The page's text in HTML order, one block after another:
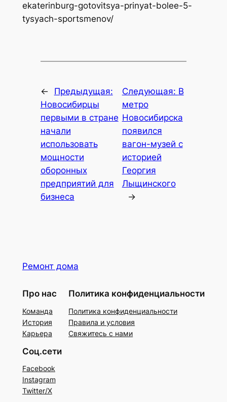
ekaterinburg-gotovitsya-prinyat-bolee-5-
tysyach-sportsmenov/
←
Предыдущая:
Новосибирцы
первыми в стране
начали
использовать
мощности
оборонных
предприятий для
бизнеса
Следующая: В
метро
Новосибирска
появился
вагон-музей с
историей
Георгия
Лыщинского
→
Ремонт дома
Про нас
Команда
История
Карьера
Политика конфиденциальности
Политика конфиденциальности
Правила и условия
Свяжитесь с нами
Соц.сети
Facebook
Instagram
Twitter/X